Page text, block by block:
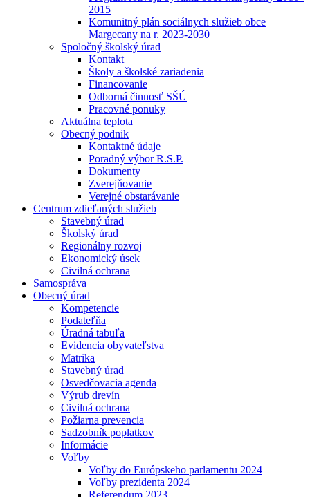
2015
Komunitný plán sociálnych služieb obce
Margecany na r. 2023-2030
Spoločný školský úrad
Kontakt
Školy a školské zariadenia
Financovanie
Odborná činnosť SŠÚ
Pracovné ponuky
Aktuálna teplota
Obecný podnik
Kontaktné údaje
Poradný výbor R.S.P.
Dokumenty
Zverejňovanie
Verejné obstarávanie
Centrum zdieľaných služieb
Stavebný úrad
Školský úrad
Regionálny rozvoj
Ekonomický úsek
Civilná ochrana
Samospráva
Obecný úrad
Kompetencie
Podateľňa
Úradná tabuľa
Evidencia obyvateľstva
Matrika
Stavebný úrad
Osvedčovacia agenda
Výrub drevín
Civilná ochrana
Požiarna prevencia
Sadzobník poplatkov
Informácie
Voľby
Voľby do Európskeho parlamentu 2024
Voľby prezidenta 2024
Referendum 2023